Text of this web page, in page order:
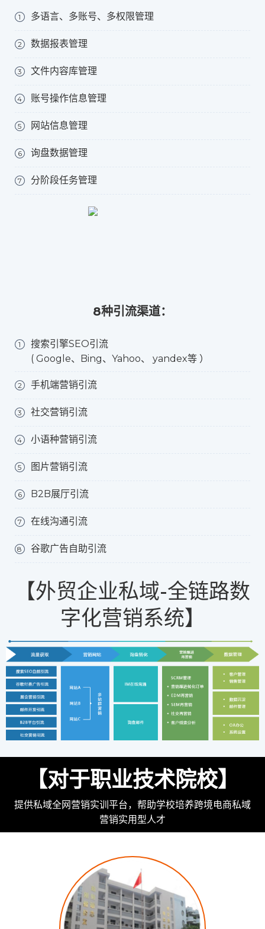
1 多语言、多账号、多权限管理
2 数据报表管理
3 文件内容库管理
4 账号操作信息管理
5 网站信息管理
6 询盘数据管理
7 分阶段任务管理
8种引流渠道：
1
搜索引擎SEO引流
( Google、Bing、Yahoo、 yandex等 ）
2 手机端营销引流
3 社交营销引流
4 小语种营销引流
5 图片营销引流
6 B2B展厅引流
7 在线沟通引流
8 谷歌广告自助引流
【外贸企业私域-全链路数
字化营销系统】
【对于职业技术院校】
提供私域全网营销实训平台，帮助学校培养跨境电商私域
营销实用型人才